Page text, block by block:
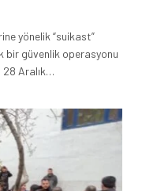
yönelik “suikast”
bir güvenlik operasyonu
Aralık…